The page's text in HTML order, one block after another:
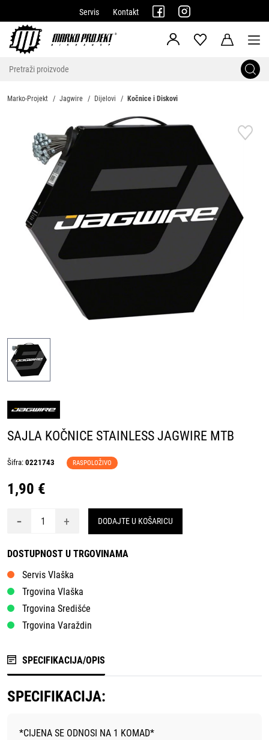
Servis Kontakt
Marko-Projekt Jagwire Dijelovi Kočnice i Diskovi
SAJLA KOČNICE STAINLESS JAGWIRE MTB
Šifra: 0221743 RASPOLOŽIVO
1,90 €
- + DODAJTE U KOŠARICU
DOSTUPNOST U TRGOVINAMA
Servis Vlaška
Trgovina Vlaška
Trgovina Središće
Trgovina Varaždin
SPECIFIKACIJA/OPIS
SPECIFIKACIJA:
*CIJENA SE ODNOSI NA 1 KOMAD*